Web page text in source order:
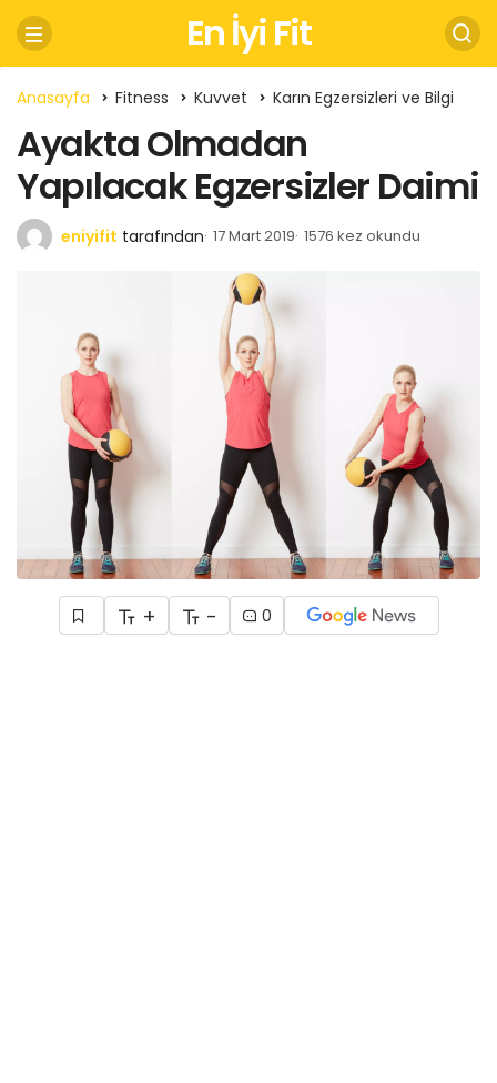
En İyi Fit
Anasayfa Fitness Kuvvet Karın Egzersizleri ve Bilgi
Ayakta Olmadan
Yapılacak Egzersizler Daimi
eniyifit tarafından 17 Mart 2019 1576 kez okundu
+ - 0